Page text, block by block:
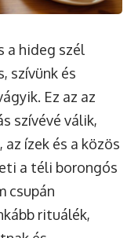
a hideg szél
szívünk és
Ez az az
szívévé válik,
ízek és a közös
a téli borongós
csupán
rituálék,